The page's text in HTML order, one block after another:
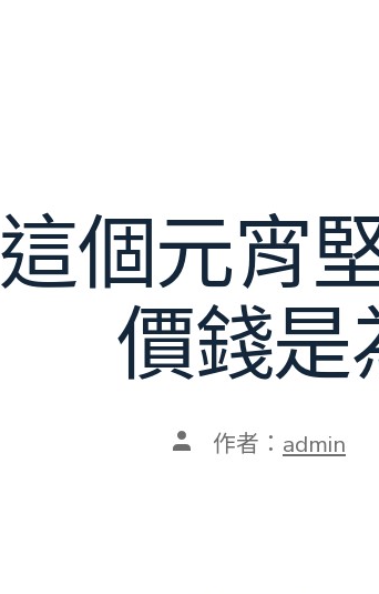
這個元宵
價錢是
文 作者： admin